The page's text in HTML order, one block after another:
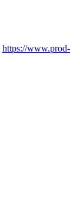
https://www.prod-